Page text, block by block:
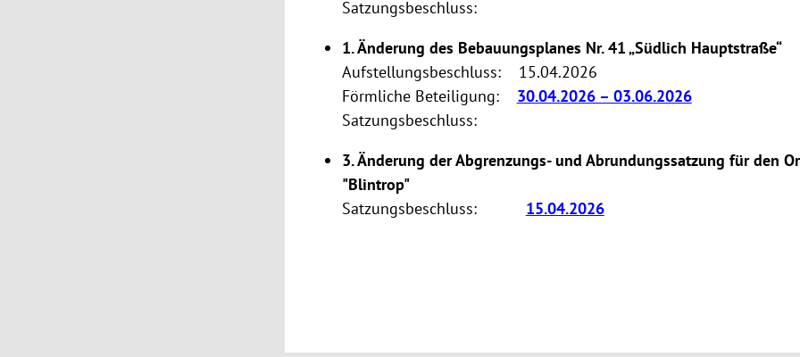
Satzungsbeschluss:
1. Änderung des Bebauungsplanes Nr. 41 „Südlich Hauptstraße“
Aufstellungsbeschluss: 15.04.2026
Förmliche Beteiligung: 30.04.2026 – 03.06.2026
Satzungsbeschluss:
3. Änderung der Abgrenzungs- und Abrundungssatzung für den
"Blintrop"
Satzungsbeschluss: 15.04.2026